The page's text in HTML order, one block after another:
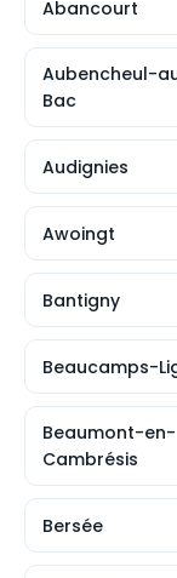
Abancourt
Aubencheul-
Bac
Audignies
Awoingt
Bantigny
Beaucamps-
Beaumont-en-
Cambrésis
Bersée